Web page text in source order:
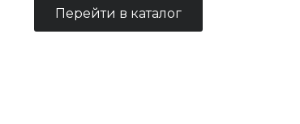
Перейти в каталог